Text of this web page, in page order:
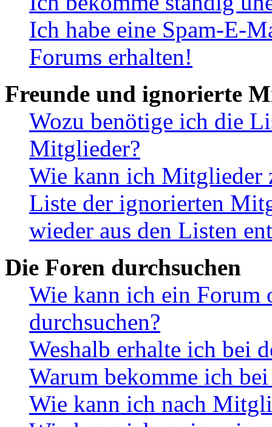
Ich habe eine Spam-E-
Forums erhalten!
Freunde und ignorierte
Wozu benötige ich die
Mitglieder?
Wie kann ich Mitglieder
Liste der ignorierten
wieder aus den Listen
Die Foren durchsuchen
Wie kann ich ein Forum
durchsuchen?
Weshalb erhalte ich bei
Warum bekomme ich
Wie kann ich nach